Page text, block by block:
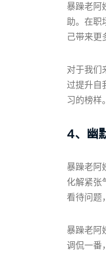
暴躁老阿
助。在职
己带来更
对于我们
过提升自
习的榜样
4、幽
暴躁老阿
化解紧张
看待问题
暴躁老阿
调侃一番